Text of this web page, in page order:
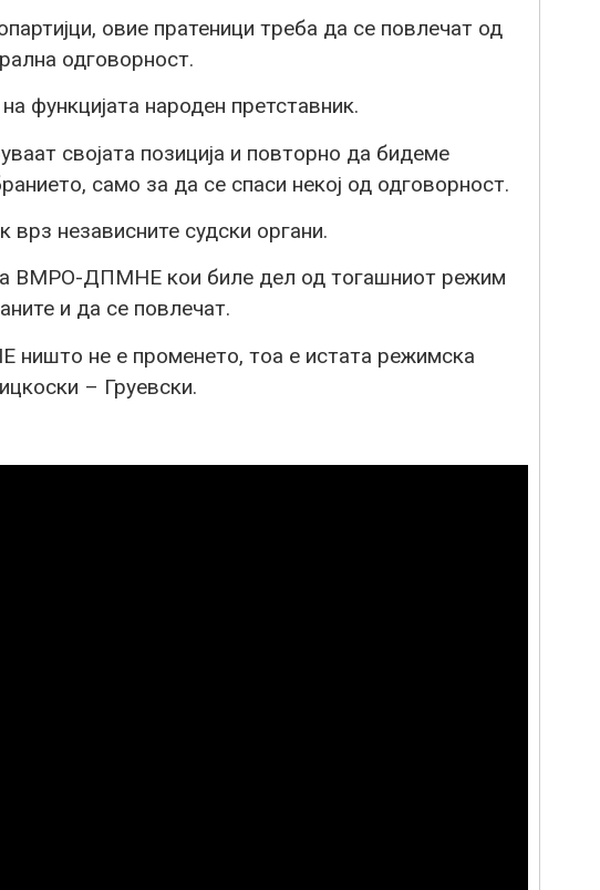
овие пратеници треба да се повлечат од
одговорност.
функцијата народен претставник.
својата позиција и повторно да бидеме
само за да се спаси некој од одговорност.
независните судски органи.
ВМРО-ДПМНЕ кои биле дел од тогашниот режим
и да се повлечат.
не е променето, тоа е истата режимска
– Груевски.